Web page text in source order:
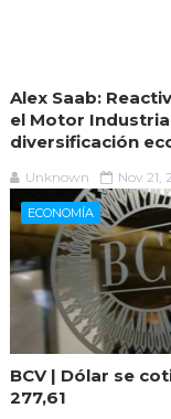
Alex Saab:
el Motor
diversificación
Unknown Nov 21,
ECONOMÍA
BCV | Dólar se
277,61